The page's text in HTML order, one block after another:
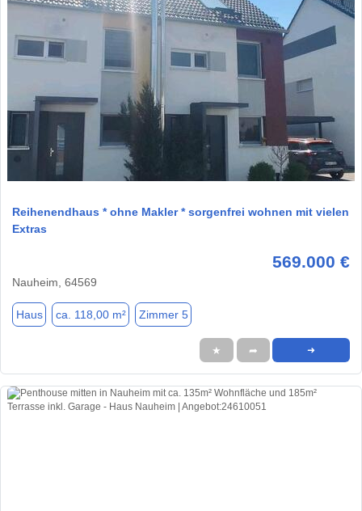
1 / 14
Reihenendhaus * ohne Makler * sorgenfrei wohnen mit vielen
Extras
569.000 €
Nauheim, 64569
Haus ca. 118,00 m² Zimmer 5
★ ➦ ➜